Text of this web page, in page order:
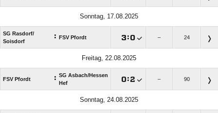
Sonntag, 17.08.2025
SG Rasdorf/​
Soisdorf
: FSV Pfordt : – 24
Freitag, 22.08.2025
FSV Pfordt : SG Asbach/​Hessen
Hef
: – 90
Sonntag, 24.08.2025